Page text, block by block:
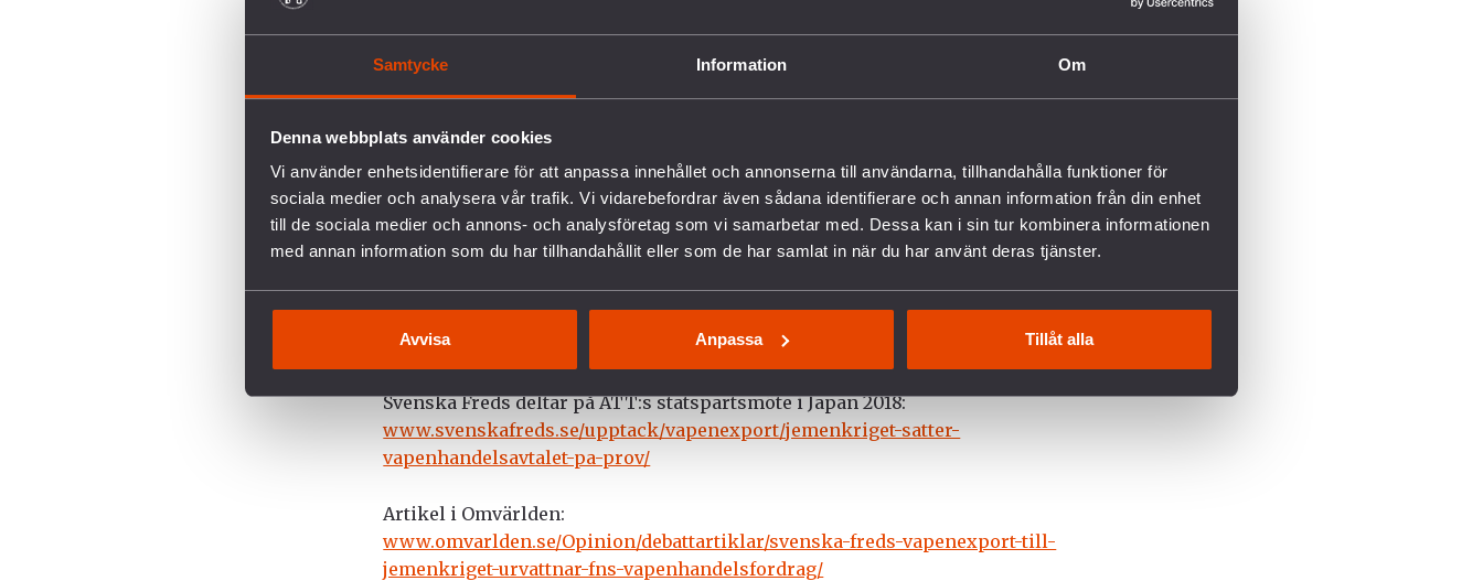
Samtycke Information Om
Denna webbplats använder cookies
Vi använder enhetsidentifierare för att anpassa innehållet och annonserna till användarna, tillhandahålla funktioner för
sociala medier och analysera vår trafik. Vi vidarebefordrar även sådana identifierare och annan information från din enhet
till de sociala medier och annons- och analysföretag som vi samarbetar med. Dessa kan i sin tur kombinera informationen
med annan information som du har tillhandahållit eller som de har samlat in när du har använt deras tjänster.
Avvisa Anpassa Tillåt alla
uppfyller sitt syfte att begränsa det lidande som vapenhandeln innebär och att
få fler stater att skriva under och ratificera avtalet
“Less than two years after its adoption by the General Assembly, we have
this speedy progress possible.”
– Un Secretary General Ban Ki-moon, 25 September 2014
Svenska Freds har varit medlemmar i Control Arms sedan starten 2003 och
aktivt arbetat för ett avtal som får effekt.
Läs mer:
Svenska Freds deltar på ATT:s statspartsmöte i Japan 2018:
www.svenskafreds.se/upptack/vapenexport/jemenkriget-satter-
vapenhandelsavtalet-pa-prov/
Artikel i Omvärlden:
www.omvarlden.se/Opinion/debattartiklar/svenska-freds-vapenexport-till-
jemenkriget-urvattnar-fns-vapenhandelsfordrag/